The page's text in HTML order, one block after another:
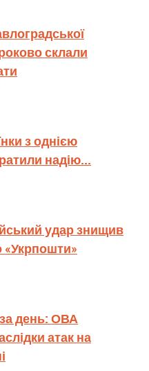
склали
з однією
надію...
удар знищив
«Укрпошти»
день: ОВА
атак на